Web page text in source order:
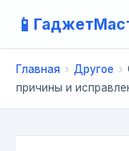
📱
Главная › Другое ›
причины и